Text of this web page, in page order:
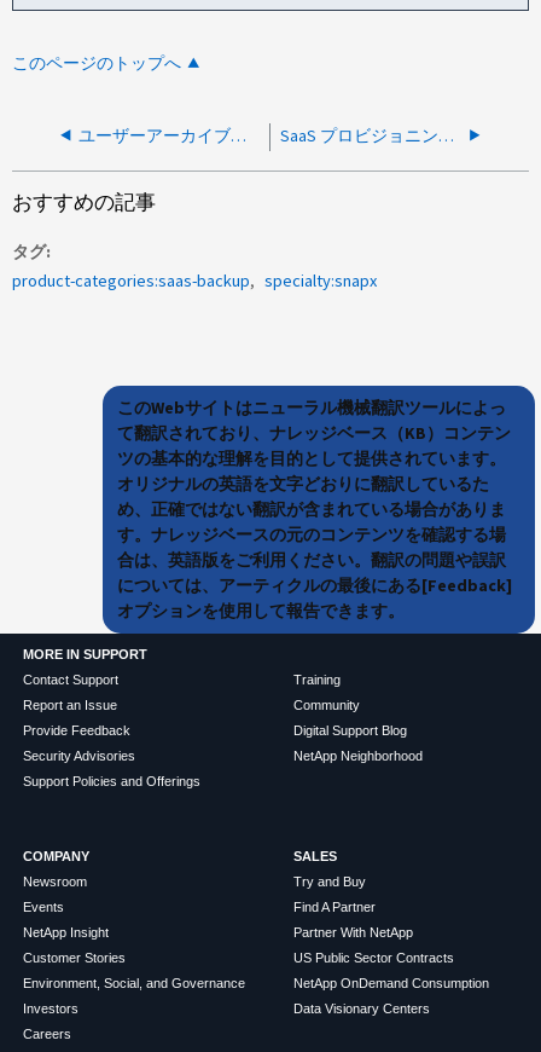
このページのトップへ
ユーザーアーカイブメールボックスがバックアップされていません SaaS プロビジョニング解除ユーザとは何ですか。
おすすめの記事
タグ
product-categories:saas-backup
specialty:snapx
このWebサイトはニューラル機械翻訳ツールによっ
て翻訳されており、ナレッジベース（KB）コンテン
ツの基本的な理解を目的として提供されています。
オリジナルの英語を文字どおりに翻訳しているた
め、正確ではない翻訳が含まれている場合がありま
す。ナレッジベースの元のコンテンツを確認する場
合は、英語版をご利用ください。翻訳の問題や誤訳
については、アーティクルの最後にある[Feedback]
オプションを使用して報告できます。
MORE IN SUPPORT
Contact Support
Report an Issue
Provide Feedback
Security Advisories
Support Policies and Offerings
Training
Community
Digital Support Blog
NetApp Neighborhood
COMPANY
Newsroom
Events
NetApp Insight
Customer Stories
Environment, Social, and Governance
Investors
Careers
SALES
Try and Buy
Find A Partner
Partner With NetApp
US Public Sector Contracts
NetApp OnDemand Consumption
Data Visionary Centers